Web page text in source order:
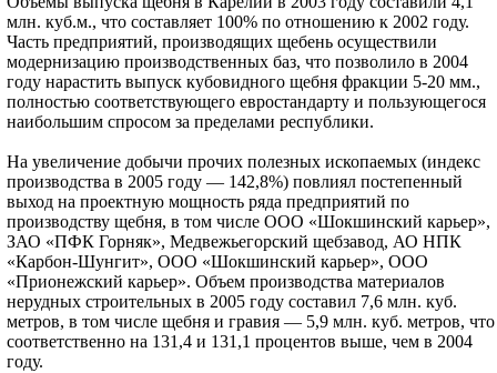
млн. куб.м., что составляет 100% по отношению к 2002 году.
Часть предприятий, производящих щебень осуществили
модернизацию производственных баз, что позволило в 2004
году нарастить выпуск кубовидного щебня фракции 5-20 мм.,
полностью соответствующего евростандарту и пользующегося
наибольшим спросом за пределами республики.
На увеличение добычи прочих полезных ископаемых (индекс
производства в 2005 году — 142,8%) повлиял постепенный
выход на проектную мощность ряда предприятий по
производству щебня, в том числе ООО «Шокшинский карьер»,
ЗАО «ПФК Горняк», Медвежьегорский щебзавод, АО НПК
«Карбон-Шунгит», ООО «Шокшинский карьер», ООО
«Прионежский карьер». Объем производства материалов
нерудных строительных в 2005 году составил 7,6 млн. куб.
метров, в том числе щебня и гравия — 5,9 млн. куб. метров, что
соответственно на 131,4 и 131,1 процентов выше, чем в 2004
году.